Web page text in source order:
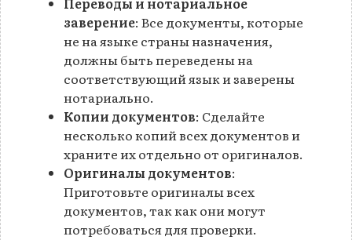
заверение: Все документы, которые
не на языке страны назначения,
должны быть переведены на
соответствующий язык и заверены
нотариально.
Копии документов: Сделайте
несколько копий всех документов и
храните их отдельно от оригиналов.
Оригиналы документов:
Приготовьте оригиналы всех
документов, так как они могут
потребоваться для проверки.